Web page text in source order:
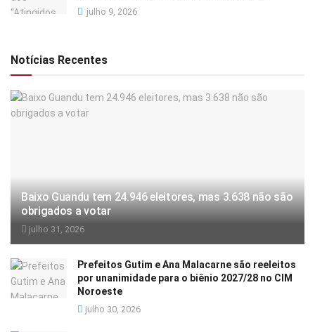
julho 9, 2026
Notícias Recentes
Baixo Guandu tem 24.946 eleitores, mas 3.638 não são
obrigados a votar
julho 31, 2026
Prefeitos Gutim e Ana Malacarne são reeleitos
por unanimidade para o biênio 2027/28 no CIM
Noroeste
julho 30, 2026